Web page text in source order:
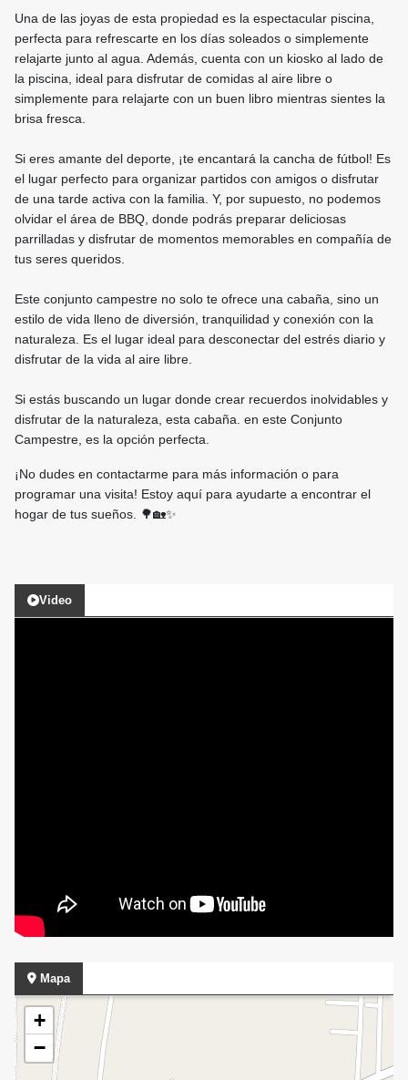
Una de las joyas de esta propiedad es la espectacular piscina,
perfecta para refrescarte en los días soleados o simplemente
relajarte junto al agua. Además, cuenta con un kiosko al lado de
la piscina, ideal para disfrutar de comidas al aire libre o
simplemente para relajarte con un buen libro mientras sientes la
brisa fresca.
Si eres amante del deporte, ¡te encantará la cancha de fútbol! Es
el lugar perfecto para organizar partidos con amigos o disfrutar
de una tarde activa con la familia. Y, por supuesto, no podemos
olvidar el área de BBQ, donde podrás preparar deliciosas
parrilladas y disfrutar de momentos memorables en compañía de
tus seres queridos.
Este conjunto campestre no solo te ofrece una cabaña, sino un
estilo de vida lleno de diversión, tranquilidad y conexión con la
naturaleza. Es el lugar ideal para desconectar del estrés diario y
disfrutar de la vida al aire libre.
Si estás buscando un lugar donde crear recuerdos inolvidables y
disfrutar de la naturaleza, esta cabaña. en este Conjunto
Campestre, es la opción perfecta.
¡No dudes en contactarme para más información o para
programar una visita! Estoy aquí para ayudarte a encontrar el
hogar de tus sueños. 🌳🏡✨
Video
Mapa
+
−